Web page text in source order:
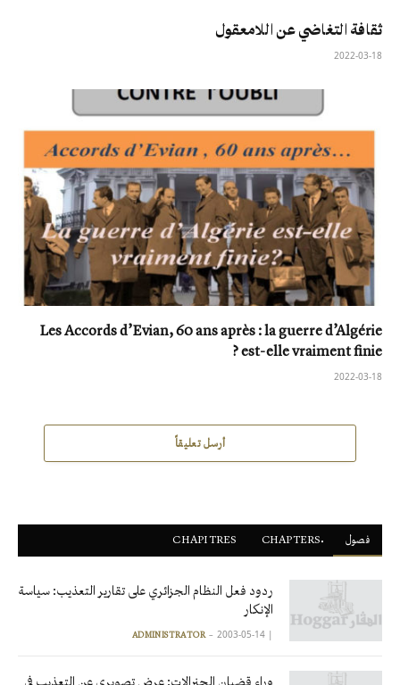
ثقافة التغاضي عن اللامعقول
2022-03-18
Les Accords d’Evian, 60 ans après : la guerre d’Algérie
est-elle vraiment finie ?
2022-03-18
أرسل تعليقاً
فصول CHAPITRES
ردود فعل النظام الجزائري على تقارير التعذيب: سياسة
الإنكار
|
ADMINISTRATOR 2003-05-14
وراء قضبان الجنرالات: عرض تصويري عن التعذيب في